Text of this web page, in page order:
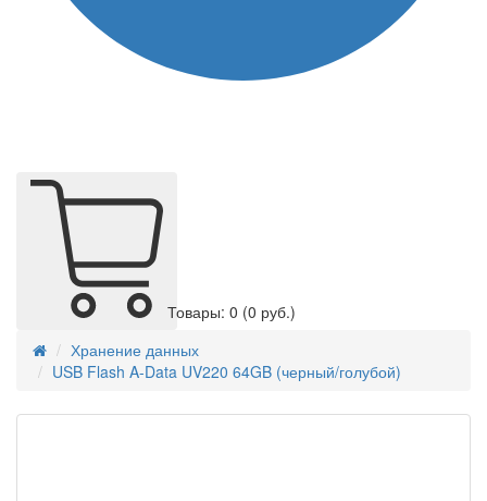
Товары: 0 (0 руб.)
Хранение данных
USB Flash A-Data UV220 64GB (черный/голубой)